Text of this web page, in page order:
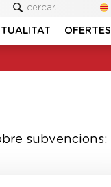
OFERTES
subvencions: